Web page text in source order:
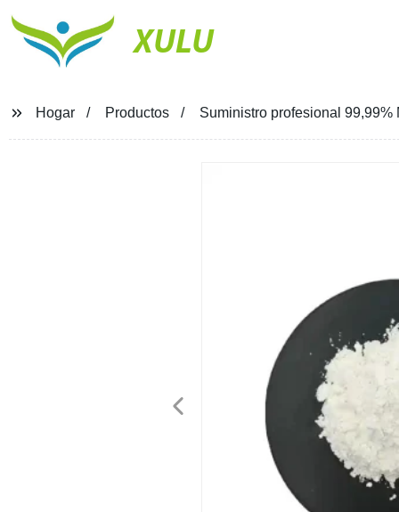
XULU
Hogar Productos Suministro profesional